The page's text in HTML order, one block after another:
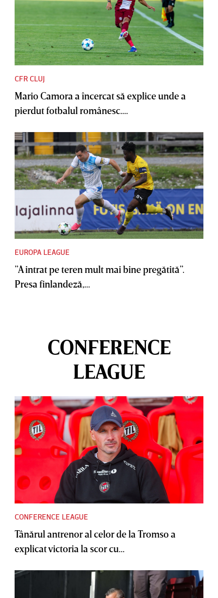
CFR CLUJ
Mario Camora a încercat să explice unde a
pierdut fotbalul românesc....
EUROPA LEAGUE
”A intrat pe teren mult mai bine pregătită”.
Presa finlandeză,...
CONFERENCE
LEAGUE
CONFERENCE LEAGUE
Tânărul antrenor al celor de la Tromso a
explicat victoria la scor cu...